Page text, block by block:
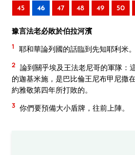
45 46 47 48 49 50
豫言法老必敗於伯拉河濱
1 耶和華論列國的話臨到先知耶利米。
2 論到關乎埃及王法老尼哥的軍隊：
的迦基米施，是巴比倫王尼布甲尼撒
約雅敬第四年所打敗的。
3 你們要預備大小盾牌，往前上陣。